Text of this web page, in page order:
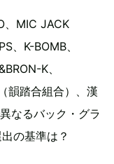
、MIC JACK
、K-BOMB、
K、
韻踏合組合）、漢
なるバック・グラ
の基準は？